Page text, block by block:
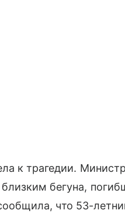
к трагедии.
бегуна,
что 53-